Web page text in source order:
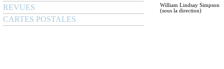
REVUES
CARTES POSTALES
William Lindsay Simpson
(sous la direction)